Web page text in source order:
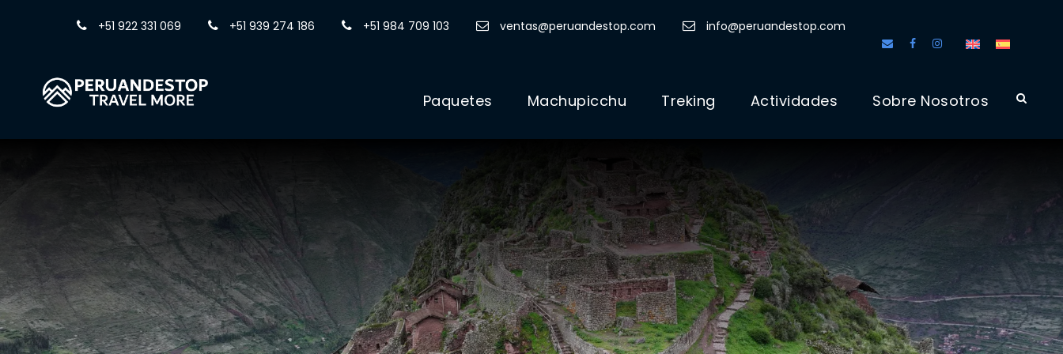
+51 922 331 069 +51 939 274 186 +51 984 709 103 ventas@peruandestop.com info@peruandestop.com
Paquetes Machupicchu Treking Actividades Sobre Nosotros